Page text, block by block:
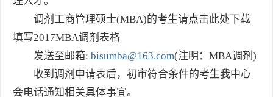
调剂工商管理硕士(MBA)的考生请点击此处下载
填写2017MBA调剂表格
发送至邮箱: bisumba@163.com(注明：MBA调剂)
收到调剂申请表后，初审符合条件的考生我中心
会电话通知相关具体事宜。